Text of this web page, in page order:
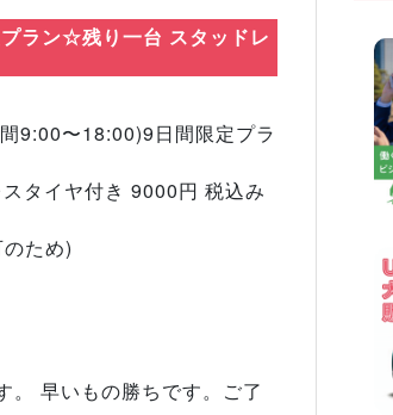
ラン☆残り一台 スタッドレ
9:00〜18:00)9日間限定プラ
タイヤ付き 9000円 税込み
ため)
。 早いもの勝ちです。ご了